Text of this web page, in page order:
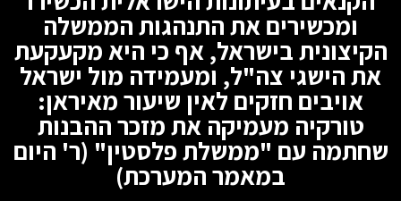
ומכשירים את התנהגות הממשלה
הקיצונית בישראל, אף כי היא מקעקעת
את הישגי צה"ל, ומעמידה מול ישראל
אויבים חזקים לאין שיעור מאיראן:
טורקיה מעמיקה את מזכר ההבנות
שחתמה עם "ממשלת פלסטין" (ר' היום
במאמר המערכת)